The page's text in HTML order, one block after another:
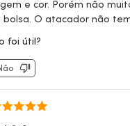
e cor. Porém não
O atacador não
foi útil?